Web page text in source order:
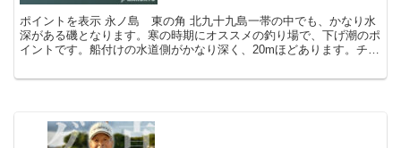
ポイントを表示 永ノ島 東の角 北九十九島一帯の中でも、かなり水
深がある磯となります。寒の時期にオススメの釣り場で、下げ潮のポ
イントです。船付けの水道側がかなり深く、20mほどあります。チヌ